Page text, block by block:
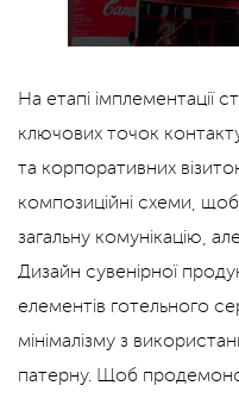
На етапі імплементації
ключових точок
та корпоративних
композиційні схеми,
загальну комунікацію,
Дизайн сувенірної
елементів готельного
мінімалізму з
патерну. Щоб